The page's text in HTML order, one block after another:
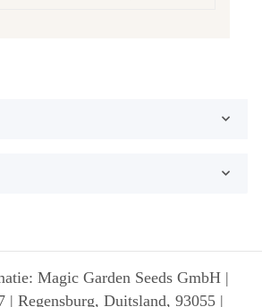
Magic Garden Seeds GmbH |
| Regensburg, Duitsland, 93055 |